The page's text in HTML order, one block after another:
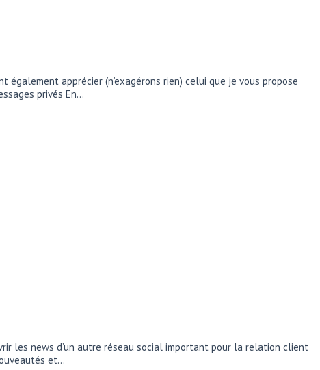
apprécier (n’exagérons rien) celui que je vous propose
privés En…
les news d’un autre réseau social important pour la relation client
et…